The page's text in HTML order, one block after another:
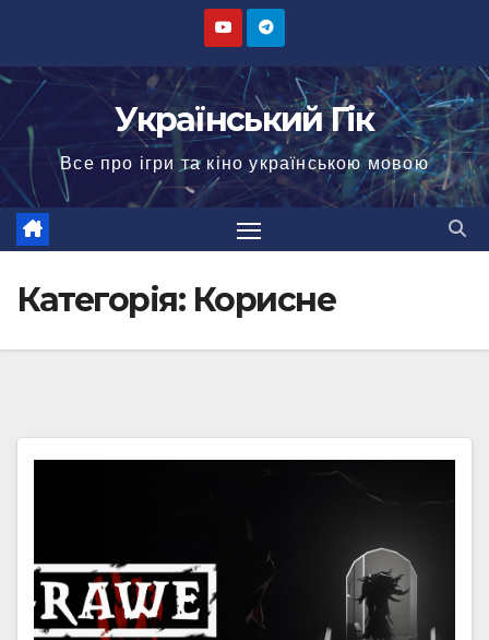
вмісту
Український Гік
Все про ігри та кіно українською мовою
Категорія: Корисне